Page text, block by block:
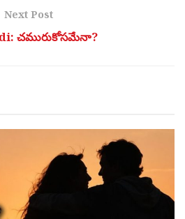
Next Post
చ‌మురుకోస‌మేనా?